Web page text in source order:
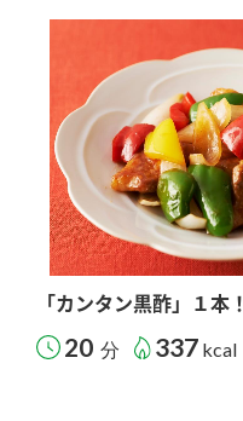
「カンタン黒酢」１本
20 分 337 kcal